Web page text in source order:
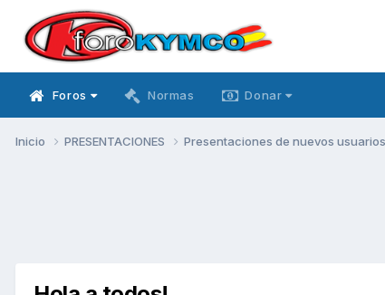
Foros Normas Donar
Inicio PRESENTACIONES Presentaciones de nuevos usuarios